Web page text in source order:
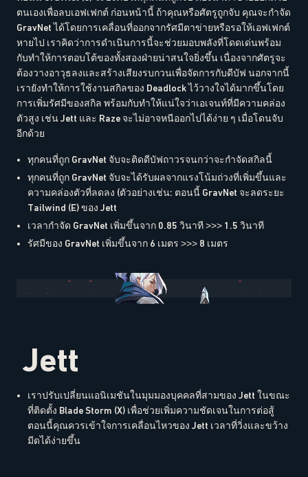
ตนเองเพื่อลบเอฟเฟกต์ ก่อนหน้านี้ ถ้าคุณหรือศัตรูถูกจับ คุณจะกำจัด
GravNet ได้โดยการเคลื่อนที่ออกจากรัศมีตาข่ายหรือรอให้เอฟเฟกต์
หายไป เราคิดว่าการดำเนินการนี้จะช่วยมอบพลังที่โดดเด่นพร้อม
กับทำให้การตอบโต้ของทั้งสองฝ่ายน่าสนใจยิ่งขึ้น เนื่องจากศัตรูจะ
ต้องวางอาวุธลงและสร้างเสียงรบกวนเพื่อจัดการกับดีบัฟ นอกจากนี้
เรายังทำให้การใช้งานสกิลของ Deadlock ไว้วางใจได้มากขึ้นโดย
การเพิ่มรัศมีของสกิล พร้อมกับทำให้แน่ใจว่าเอเจนท์ที่มีความคล่อง
ตัวสูง เช่น Jett และ Raze จะไม่อาจหนีออกไปได้ง่าย ๆ เมื่อโดนจับ
อีกด้วย
ทุกคนที่ถูก GravNet จับจะติดดีบัฟถาวรจนกว่าจะกำจัดสกิลนี้
ทุกคนที่ถูก GravNet จับจะได้รับผลจากแรงโน้มถ่วงที่เพิ่มขึ้นและ
ความคล่องตัวที่ลดลง (ตัวอย่างเช่น: ตอนนี้ GravNet จะลดระยะ
Tailwind (E) ของ Jett
เวลากำจัด GravNet เพิ่มขึ้นจาก 0.85 วินาที >>> 1.5 วินาที
รัศมีของ GravNet เพิ่มขึ้นจาก 6 เมตร >>> 8 เมตร
Jett
เราปรับเปลี่ยนแอนิเมชันในมุมมองบุคคลที่สามของ Jett ในขณะ
ที่ติดตั้ง Blade Storm (X) เพื่อช่วยเพิ่มความชัดเจนในการต่อสู้
ตอนนี้คุณควรเข้าใจการเคลื่อนไหวของ Jett เวลาที่วิ่งและขว้าง
มีดได้ง่ายขึ้น